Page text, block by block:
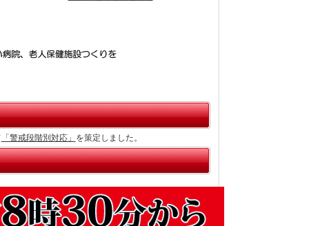
「警戒段階別対応」 を策定しました。